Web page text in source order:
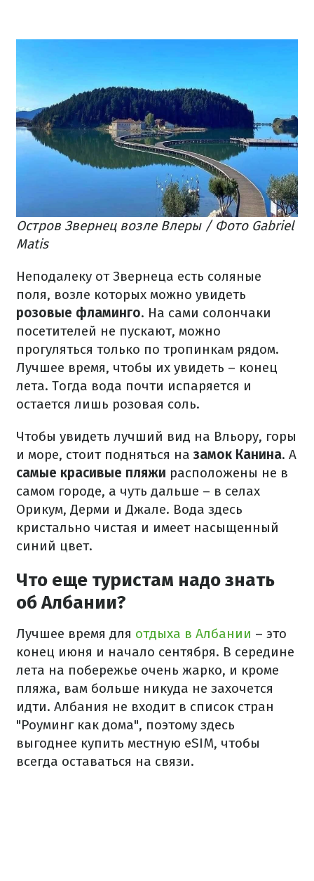
Остров Звернец возле Влеры / Фото Gabriel
Matis
Неподалеку от Звернеца есть соляные
поля, возле которых можно увидеть
розовые фламинго. На сами солончаки
посетителей не пускают, можно
прогуляться только по тропинкам рядом.
Лучшее время, чтобы их увидеть – конец
лета. Тогда вода почти испаряется и
остается лишь розовая соль.
Чтобы увидеть лучший вид на Вльору, горы
и море, стоит подняться назамок Канина. А
самые красивые пляжи расположены не в
самом городе, а чуть дальше – в селах
Орикум, Дерми и Джале. Вода здесь
кристально чистая и имеет насыщенный
синий цвет.
Что еще туристам надо знать
об Албании?
Лучшее время для отдыха в Албании – это
конец июня и начало сентября. В середине
лета на побережье очень жарко, и кроме
пляжа, вам больше никуда не захочется
идти. Албания не входит в список стран
"Роуминг как дома", поэтому здесь
выгоднее купить местную eSIM, чтобы
всегда оставаться на связи.